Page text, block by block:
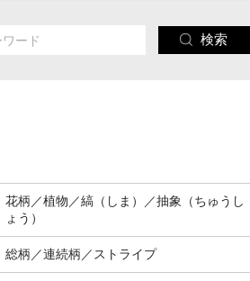
検索
花柄／植物／縞（しま）／抽象（ちゅうし
ょう）
総柄／連続柄／ストライプ